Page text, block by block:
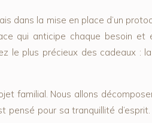
la mise en place d’un
qui anticipe chaque besoin et
plus précieux des cadeaux : la
familial. Nous allons
pour sa tranquillité